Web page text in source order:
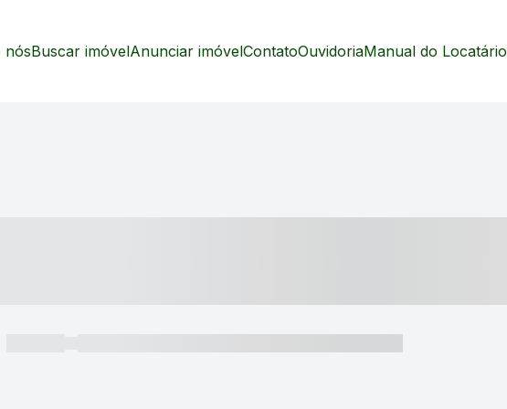
nósBuscar imóvelAnunciar imóvelContatoOuvidoriaManual do Locatário